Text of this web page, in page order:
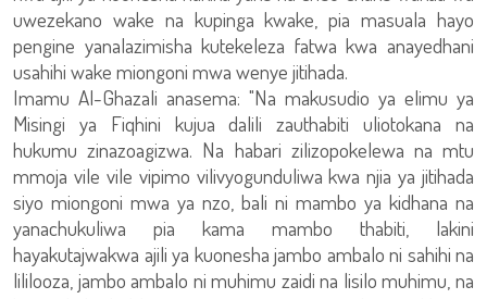
uwezekano wake na kupinga kwake, pia masuala hayo
pengine yanalazimisha kutekeleza fatwa kwa anayedhani
usahihi wake miongoni mwa wenye jitihada.
Imamu Al-Ghazali anasema: "Na makusudio ya elimu ya
Misingi ya Fiqhini kujua dalili zauthabiti uliotokana na
hukumu zinazoagizwa. Na habari zilizopokelewa na mtu
mmoja vile vile vipimo vilivyogunduliwa kwa njia ya jitihada
siyo miongoni mwa ya nzo, bali ni mambo ya kidhana na
yanachukuliwa pia kama mambo thabiti, lakini
hayakutajwakwa ajili ya kuonesha jambo ambalo ni sahihi na
lililooza, jambo ambalo ni muhimu zaidi na lisilo muhimu, na